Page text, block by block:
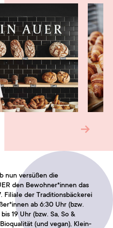
nun versüßen die
den Bewohner*innen das
Filiale der Traditionsbäckerei
ab 6:30 Uhr (bzw.
19 Uhr (bzw. Sa, So &
(und vegan), Klein-